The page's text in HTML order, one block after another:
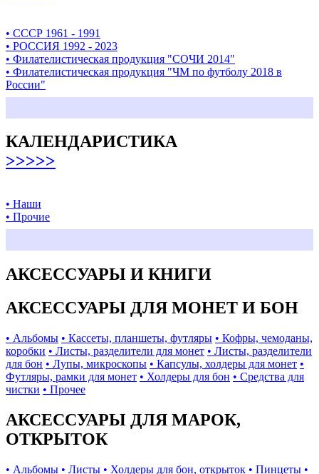
• СССР 1961 - 1991
• РОССИЯ 1992 - 2023
• Филателистическая продукция "СОЧИ 2014"
• Филателистическая продукция "ЧМ по футболу 2018 в
России"
КАЛЕНДАРИСТИКА
>>>>>
• Наши
• Прочие
АКСЕССУАРЫ И КНИГИ
АКСЕССУАРЫ ДЛЯ МОНЕТ И БОН
• Альбомы • Кассеты, планшеты, футляры • Кофры, чемоданы,
коробки • Листы, разделители для монет • Листы, разделители
для бон • Лупы, микроскопы • Капсулы, холдеры для монет •
Футляры, рамки для монет • Холдеры для бон • Средства для
чистки • Прочее
АКСЕССУАРЫ ДЛЯ МАРОК,
ОТКРЫТОК
• Альбомы • Листы • Холдеры для бон, открыток • Пинцеты •